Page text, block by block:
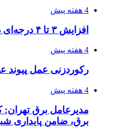
عاشقانه، دارک
۱۴۰۵/۰۴/۱۴
راهنمای جامع خرید
دقیق‌ترین ابزارها را
خرید بهترین قهوه | خرید